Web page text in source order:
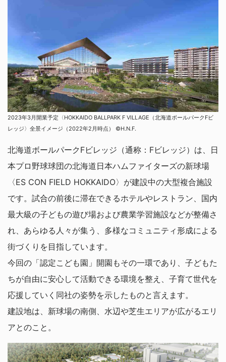
2023年3月開業予定〈HOKKAIDO BALLPARK F VILLAGE（北海道ボールパークFビ
レッジ〉全景イメージ（2022年2月時点） ©H.N.F.
北海道ボールパークFビレッジ（通称：Fビレッジ）は、日
本プロ野球球団の北海道日本ハムファイターズの新球場
〈ES CON FIELD HOKKAIDO〉が建設中の大型複合施設
です。試合の前後に滞在できるホテルやレストラン、国内
最大級の子どもの遊び場および農業学習施設などが整備さ
れ、あらゆる人々が集う、多様なコミュニティ形成による
街づくりを目指しています。
今回の「認定こども園」開園もその一環であり、子どもた
ちが自由に安心して活動できる環境を整え、子育て世代を
応援していく同社の姿勢を示したものと言えます。
建設地は、新球場の南側、水辺や芝生エリアが広がるエリ
アとのこと。